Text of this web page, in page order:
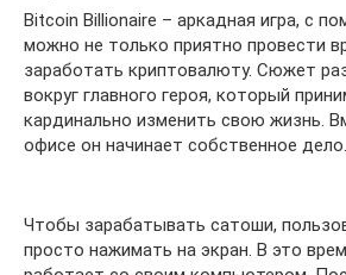
Bitcoin Billionaire – аркадная игра, с
можно не только приятно провести
заработать криптовалюту. Сюжет
вокруг главного героя, который
кардинально изменить свою жизнь.
офисе он начинает собственное дело.
Чтобы зарабатывать сатоши,
просто нажимать на экран. В это